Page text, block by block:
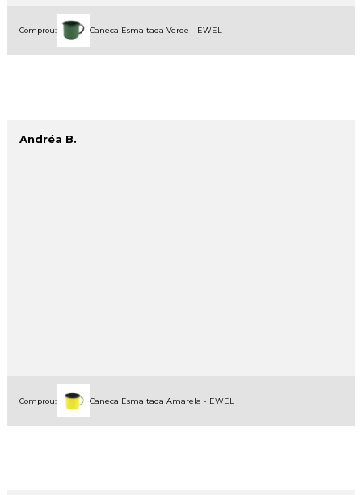
Comprou: Caneca Esmaltada Verde - EWEL
Andréa B.
Comprou: Caneca Esmaltada Amarela - EWEL